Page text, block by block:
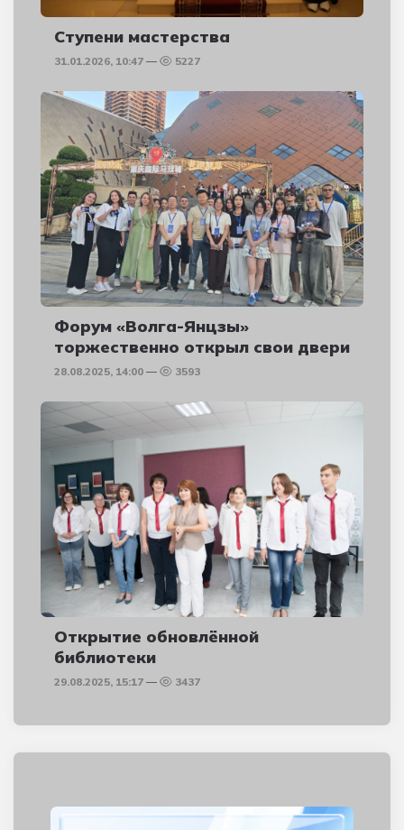
Ступени мастерства
31.01.2026, 10:47 5227
Форум «Волга-Янцзы»
торжественно открыл свои двери
28.08.2025, 14:00 3593
Открытие обновлённой
библиотеки
29.08.2025, 15:17 3437